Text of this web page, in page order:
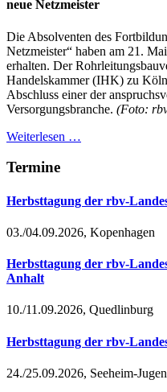
neue Netzmeister
Die Absolventen des
Netzmeister“ haben am 21.
erhalten. Der
Handelskammer (IHK) zu
Abschluss einer der
Versorgungsbranche. (Foto:
Weiterlesen …
Termine
Herbsttagung der rbv-
03./04.09.2026, Kopenhagen
Herbsttagung der rbv-
Anhalt
10./11.09.2026, Quedlinburg
Herbsttagung der rbv-
24./25.09.2026, Seeheim-